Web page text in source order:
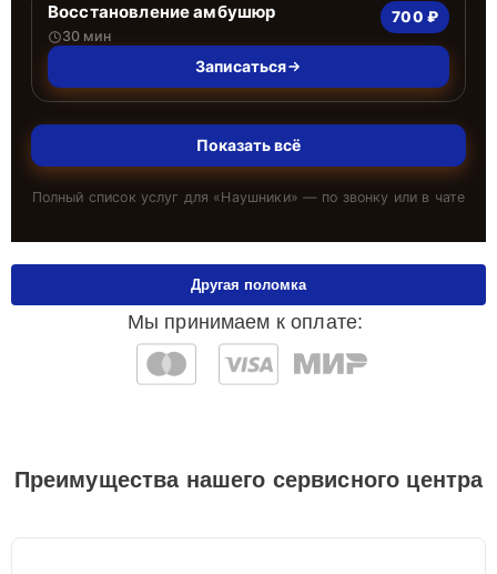
Восстановление амбушюр
30 мин
700 ₽
Записаться
Показать всё
Полный список услуг для «Наушники» — по звонку или в чате
Мы принимаем к оплате:
Другая поломка
Преимущества нашего сервисного центра